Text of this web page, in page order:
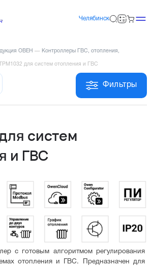
Челябинск
ОВЕН — Контроллеры ГВС, отопления,
ТРМ1032 для систем отопления и ГВС
Фильтры
систем
и ГВС
с готовым алгоритмом регулирования
отопления и ГВС. Предназначен для